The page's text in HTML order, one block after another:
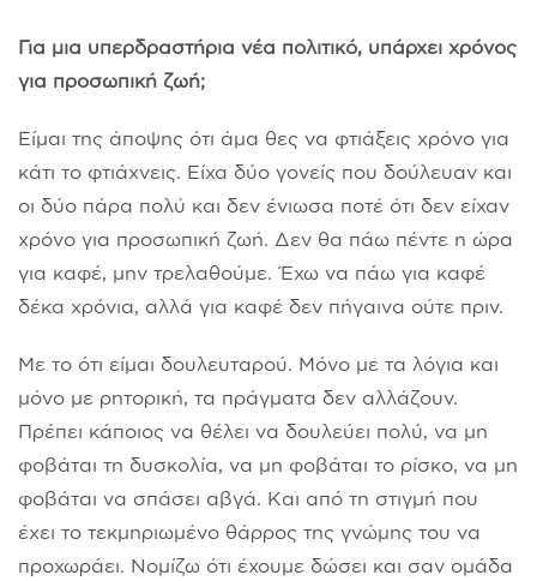
Για μια υπερδραστήρια νέα πολιτικό, υπάρχει χρόνος
για προσωπική ζωή;
Είμαι της άποψης ότι άμα θες να φτιάξεις χρόνο για
κάτι το φτιάχνεις. Είχα δύο γονείς που δούλευαν και
οι δύο πάρα πολύ και δεν ένιωσα ποτέ ότι δεν είχαν
χρόνο για προσωπική ζωή. Δεν θα πάω πέντε η ώρα
για καφέ, μην τρελαθούμε. Έχω να πάω για καφέ
δέκα χρόνια, αλλά για καφέ δεν πήγαινα ούτε πριν.
Με το ότι είμαι δουλευταρού. Μόνο με τα λόγια και
μόνο με ρητορική, τα πράγματα δεν αλλάζουν.
Πρέπει κάποιος να θέλει να δουλεύει πολύ, να μη
φοβάται τη δυσκολία, να μη φοβάται το ρίσκο, να μη
φοβάται να σπάσει αβγά. Και από τη στιγμή που
έχει το τεκμηριωμένο θάρρος της γνώμης του να
προχωράει. Νομίζω ότι έχουμε δώσει και σαν ομάδα